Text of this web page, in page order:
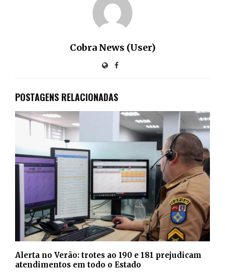
Cobra News (User)
POSTAGENS RELACIONADAS
Alerta no Verão: trotes ao 190 e 181 prejudicam
atendimentos em todo o Estado